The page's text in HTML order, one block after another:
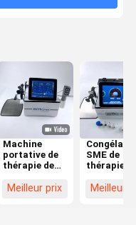
Machine
portative de
thérapie de
choc du vide
Meilleur prix
SME de
thérapie
d'onde
Meilleur